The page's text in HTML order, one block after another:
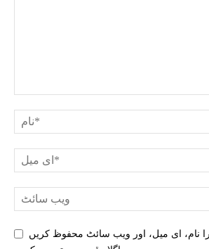
نام، ای میل، اور ویب سائٹ محفوظ کریں